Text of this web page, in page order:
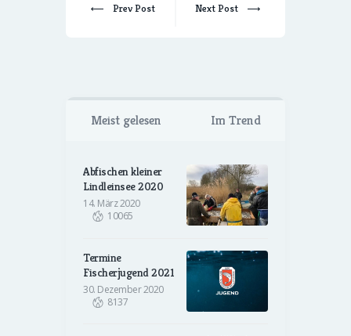
Prev Post Next Post
Meist gelesen Im Trend
Abfischen kleiner
Lindleinsee 2020
14. März 2020
10065
Termine
Fischerjugend 2021
30. Dezember 2020
8137